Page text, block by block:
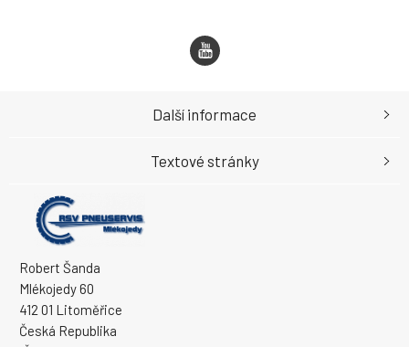
Robert Šanda
Mlékojedy 60
412 01 Litoměřice
Česká Republika
Další informace
Textové stránky